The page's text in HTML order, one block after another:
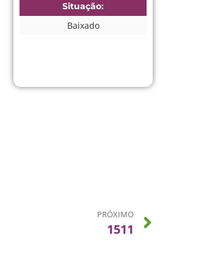
Situação:
Baixado
PRÓXIMO
1511